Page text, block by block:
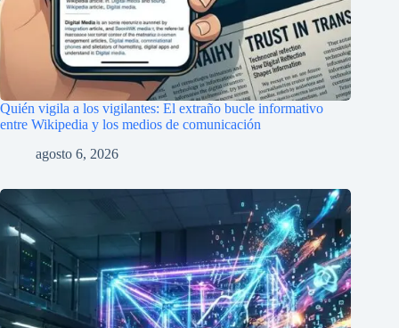
Quién vigila a los vigilantes: El extraño bucle informativo
entre Wikipedia y los medios de comunicación
agosto 6, 2026